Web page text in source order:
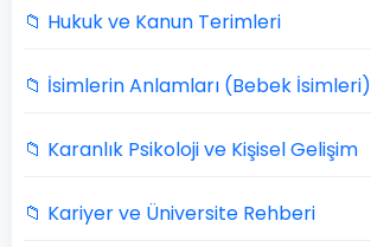
📁 Hukuk ve Kanun Terimleri
📁 İsimlerin Anlamları (Bebek İsimleri)
📁 Karanlık Psikoloji ve Kişisel Gelişim
📁 Kariyer ve Üniversite Rehberi